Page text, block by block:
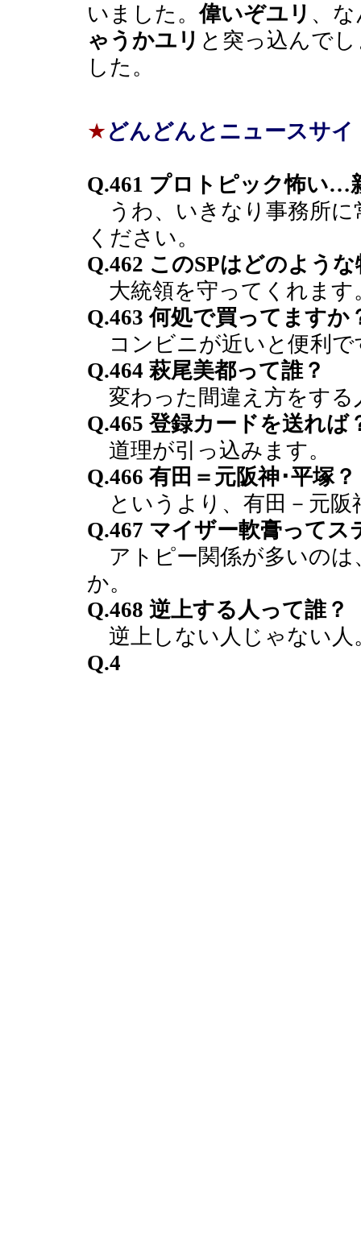
いました。偉いぞユリ 、
ゃうかユリ と突っ込んで
した。
★ どんどんとニュースサ
Q.461 プロトピック怖い…
うわ、いきなり事務所に
ください。
Q.462 このSPはどのよう
大統領を守ってくれます
Q.463 何処で買ってますか
コンビニが近いと便利で
Q.464 萩尾美都って誰？
変わった間違え方をする
Q.465 登録カードを送れば
道理が引っ込みます。
Q.466 有田＝元阪神･平塚？
というより、有田－元阪
Q.467 マイザー軟膏ってス
アトピー関係が多いのは
か。
Q.468 逆上する人って誰？
逆上しない人じゃない人
Q.4